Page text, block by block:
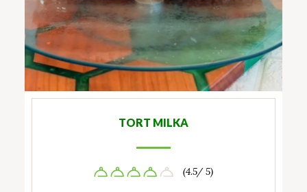
TORT MILKA
(4.5/ 5)